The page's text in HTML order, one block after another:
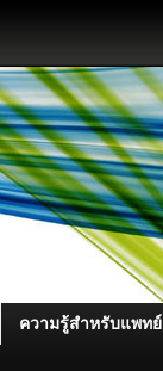
ความรู้สำหรับแพทย์